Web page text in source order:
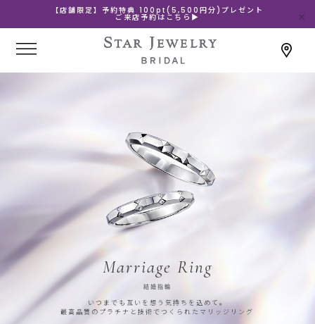
【店舗限定】予約特典 100pt(5,500円分)プレゼント
ご来店予約はこちら▶
Marriage Ring
結婚指輪
いつまでも互いを想う気持ちを込めて。
最高品質のプラチナと技術でつくられたマリッジリング